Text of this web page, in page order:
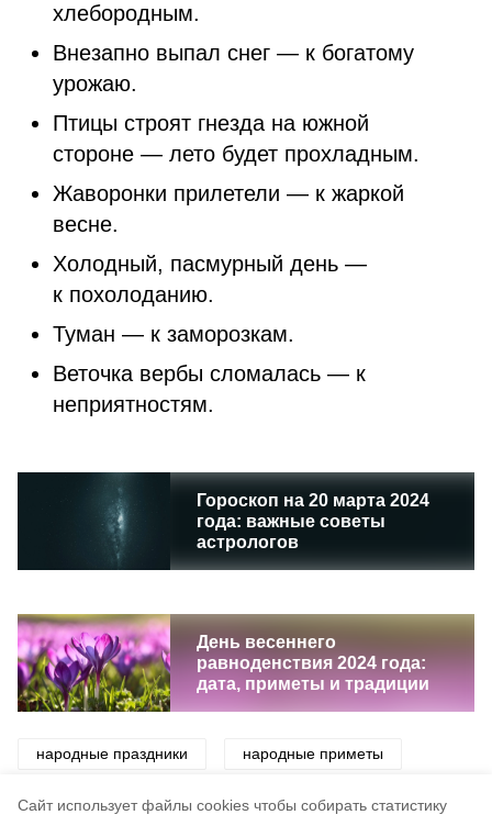
Cайт использует файлы cookies чтобы собирать статистику
хлебородным.
Внезапно выпал снег — к богатому
урожаю.
Птицы строят гнезда на южной
стороне — лето будет прохладным.
Жаворонки прилетели — к жаркой
весне.
Холодный, пасмурный день —
к похолоданию.
Туман — к заморозкам.
Веточка вербы сломалась — к
неприятностям.
Гороскоп на 20 марта 2024
года: важные советы
астрологов
День весеннего
равноденствия 2024 года:
дата, приметы и традиции
народные праздники народные приметы
приметы праздники традиции